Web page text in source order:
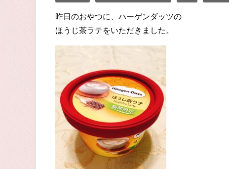
昨日のおやつに、ハーゲンダッツの
ほうじ茶ラテをいただきました。